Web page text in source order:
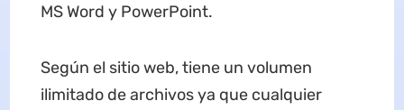
MS Word y PowerPoint.
Según el sitio web, tiene un volumen
ilimitado de archivos ya que cualquier